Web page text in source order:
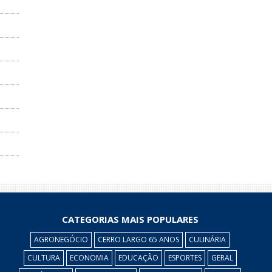
CATEGORIAS MAIS POPULARES
AGRONEGÓCIO CERRO LARGO 65 ANOS
CULINÁRIA
CULTURA
ECONOMIA EDUCAÇÃO ESPORTES
GERAL